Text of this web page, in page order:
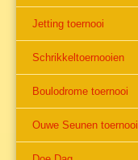
Jetting toernooi
Schrikkeltoernooien
Boulodrome toernooi
Ouwe Seunen toernooi